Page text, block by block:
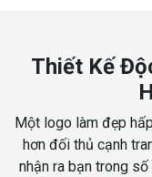
Thiết Kế
Một logo làm đẹp
hơn đối thủ cạnh
nhận ra bạn trong